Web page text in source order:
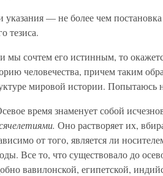
— не более чем
тезиса.
мы сочтем его истинным, то
человечества, причем таким
мировой истории. Попытаюсь
время знаменует собой
Оно растворяет их,
от того, является ли
Все то, что существовало до
вавилонской, египетской,